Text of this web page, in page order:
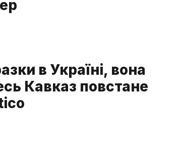
в Україні, вона
Кавказ повстане